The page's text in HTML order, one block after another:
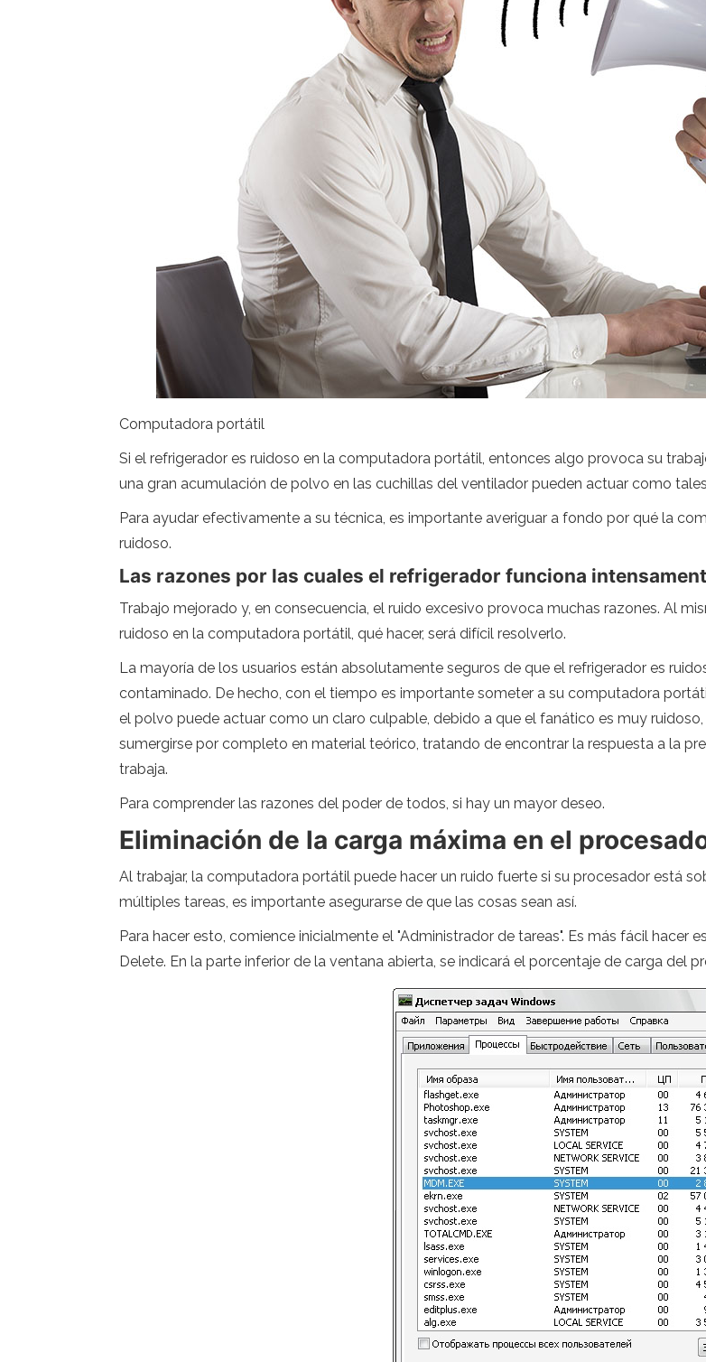
Computadora portátil
Si el refrigerador es ruidoso en la computadora portátil, entonces algo provoca su
una gran acumulación de polvo en las cuchillas del ventilador pueden actuar como
Para ayudar efectivamente a su técnica, es importante averiguar a fondo por qué la
ruidoso.
Las razones por las cuales el refrigerador funciona
Trabajo mejorado y, en consecuencia, el ruido excesivo provoca muchas razones. Al
ruidoso en la computadora portátil, qué hacer, será difícil resolverlo.
La mayoría de los usuarios están absolutamente seguros de que el refrigerador es
contaminado. De hecho, con el tiempo es importante someter a su computadora
el polvo puede actuar como un claro culpable, debido a que el fanático es muy
sumergirse por completo en material teórico, tratando de encontrar la respuesta a la
trabaja.
Para comprender las razones del poder de todos, si hay un mayor deseo.
Eliminación de la carga máxima en el
Al trabajar, la computadora portátil puede hacer un ruido fuerte si su procesador está
múltiples tareas, es importante asegurarse de que las cosas sean así.
Para hacer esto, comience inicialmente el "Administrador de tareas". Es más fácil
Delete. En la parte inferior de la ventana abierta, se indicará el porcentaje de carga del